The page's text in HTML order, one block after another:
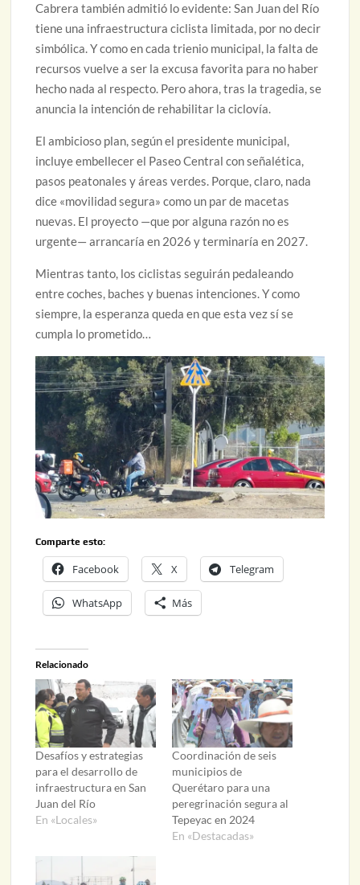
Cabrera también admitió lo evidente: San Juan del Río
tiene una infraestructura ciclista limitada, por no decir
simbólica. Y como en cada trienio municipal, la falta de
recursos vuelve a ser la excusa favorita para no haber
hecho nada al respecto. Pero ahora, tras la tragedia, se
anuncia la intención de rehabilitar la ciclovía.
El ambicioso plan, según el presidente municipal,
incluye embellecer el Paseo Central con señalética,
pasos peatonales y áreas verdes. Porque, claro, nada
dice «movilidad segura» como un par de macetas
nuevas. El proyecto —que por alguna razón no es
urgente— arrancaría en 2026 y terminaría en 2027.
Mientras tanto, los ciclistas seguirán pedaleando
entre coches, baches y buenas intenciones. Y como
siempre, la esperanza queda en que esta vez sí se
cumpla lo prometido…
Comparte esto:
Facebook X Telegram
WhatsApp Más
Relacionado
Desafíos y estrategias
para el desarrollo de
infraestructura en San
Juan del Río
En «Locales»
Coordinación de seis
municipios de
Querétaro para una
peregrinación segura al
Tepeyac en 2024
En «Destacadas»